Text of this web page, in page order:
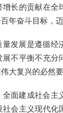
长的贡献在
年奋斗目标，
发展是遵循
不平衡不充
大复兴的必然要
面建成社会
会主义现代